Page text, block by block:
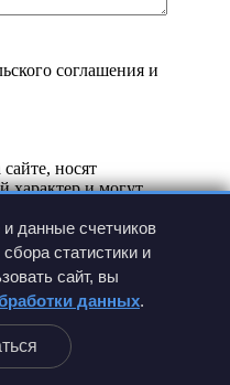
соглашения и
носят
характер и могут
изменения в
уведомления.
данные счетчиков
статистики и
сайт, вы
данных.